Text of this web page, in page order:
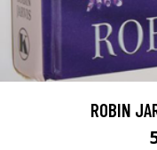
ROBIN